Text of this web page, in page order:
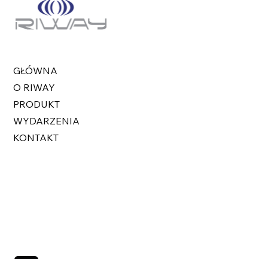
GŁÓWNA
O RIWAY
PRODUKT
WYDARZENIA
KONTAKT